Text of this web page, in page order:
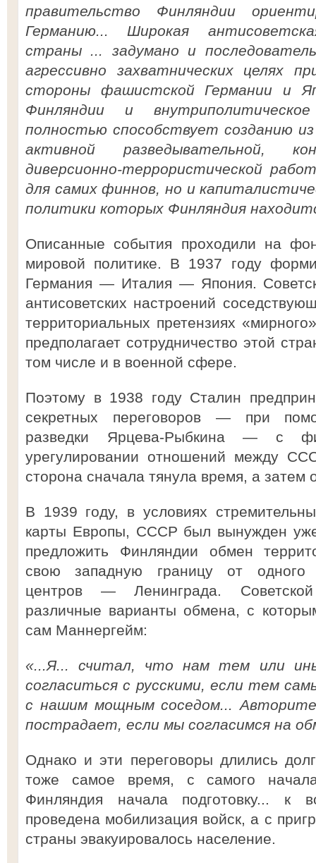
правительство Финляндии
Германию... Широкая
страны ... задумано и
агрессивно захватнических целях
стороны фашистской Германии и
Финляндии и
полностью способствует созданию
активной разведывательной,
диверсионно-террористической
для самих финнов, но и
политики которых Финляндия
Описанные события проходили на
мировой политике. В 1937 году
Германия — Италия — Япония.
антисоветских настроений
территориальных претензиях
предполагает сотрудничество этой
том числе и в военной сфере.
Поэтому в 1938 году Сталин
секретных переговоров — при
разведки Ярцева-Рыбкина — с
урегулировании отношений между
сторона сначала тянула время, а затем
В 1939 году, в условиях
карты Европы, СССР был вынужден
предложить Финляндии обмен
свою западную границу от одного
центров — Ленинграда. Советской
различные варианты обмена, с
сам Маннергейм:
«...Я... считал, что нам тем или
согласиться с русскими, если тем
с нашим мощным соседом...
пострадает, если мы согласимся на
Однако и эти переговоры длились
тоже самое время, с самого начала
Финляндия начала подготовку... к
проведена мобилизация войск, а с
страны эвакуировалось население.